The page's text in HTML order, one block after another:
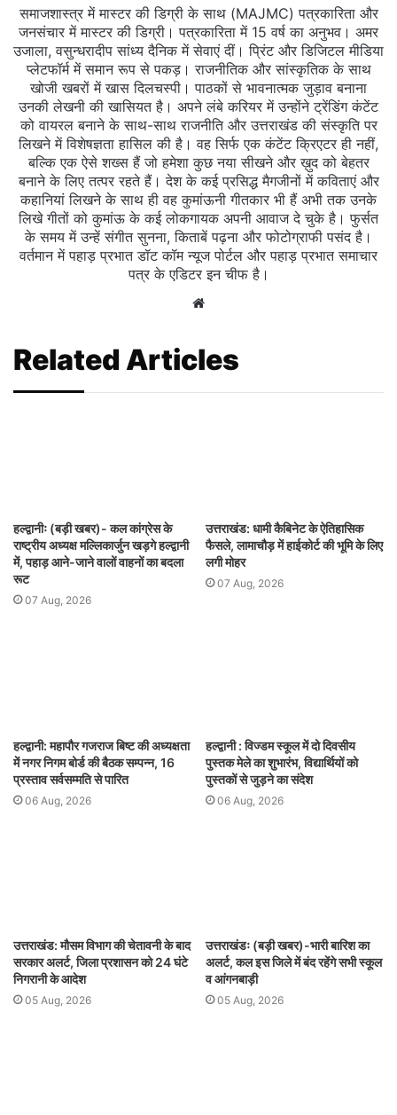
समाजशास्त्र में मास्टर की डिग्री के साथ (MAJMC) पत्रकारिता और
जनसंचार में मास्टर की डिग्री। पत्रकारिता में 15 वर्ष का अनुभव। अमर
उजाला, वसुन्धरादीप सांध्य दैनिक में सेवाएं दीं। प्रिंट और डिजिटल मीडिया
प्लेटफॉर्म में समान रूप से पकड़। राजनीतिक और सांस्कृतिक के साथ
खोजी खबरों में खास दिलचस्‍पी। पाठकों से भावनात्मक जुड़ाव बनाना
उनकी लेखनी की खासियत है। अपने लंबे करियर में उन्होंने ट्रेंडिंग कंटेंट
को वायरल बनाने के साथ-साथ राजनीति और उत्तराखंड की संस्कृति पर
लिखने में विशेषज्ञता हासिल की है। वह सिर्फ एक कंटेंट क्रिएटर ही नहीं,
बल्कि एक ऐसे शख्स हैं जो हमेशा कुछ नया सीखने और ख़ुद को बेहतर
बनाने के लिए तत्पर रहते हैं। देश के कई प्रसिद्ध मैगजीनों में कविताएं और
कहानियां लिखने के साथ ही वह कुमांऊनी गीतकार भी हैं अभी तक उनके
लिखे गीतों को कुमांऊ के कई लोकगायक अपनी आवाज दे चुके है। फुर्सत
के समय में उन्हें संगीत सुनना, किताबें पढ़ना और फोटोग्राफी पसंद है।
वर्तमान में पहाड़ प्रभात डॉट कॉम न्यूज पोर्टल और पहाड़ प्रभात समाचार
पत्र के एडिटर इन चीफ है।
Website
Related Articles
हल्द्वानीः (बड़ी खबर)- कल कांग्रेस के
राष्ट्रीय अध्यक्ष मल्लिकार्जुन खड़गे हल्द्वानी
में, पहाड़ आने-जाने वालों वाहनों का बदला
रूट
07 Aug, 2026
उत्तराखंड: धामी कैबिनेट के ऐतिहासिक
फैसले, लामाचौड़ में हाईकोर्ट की भूमि के लिए
लगी मोहर
07 Aug, 2026
हल्द्वानी: महापौर गजराज बिष्ट की अध्यक्षता
में नगर निगम बोर्ड की बैठक सम्पन्न, 16
प्रस्ताव सर्वसम्मति से पारित
06 Aug, 2026
हल्द्वानी : विज्डम स्कूल में दो दिवसीय
पुस्तक मेले का शुभारंभ, विद्यार्थियों को
पुस्तकों से जुड़ने का संदेश
06 Aug, 2026
उत्तराखंड: मौसम विभाग की चेतावनी के बाद
सरकार अलर्ट, जिला प्रशासन को 24 घंटे
निगरानी के आदेश
05 Aug, 2026
उत्तराखंडः (बड़ी खबर)-भारी बारिश का
अलर्ट, कल इस जिले में बंद रहेंगे सभी स्कूल
व आंगनबाड़ी
05 Aug, 2026